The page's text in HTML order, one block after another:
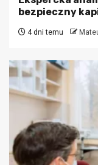
bezpieczny
4 dni temu